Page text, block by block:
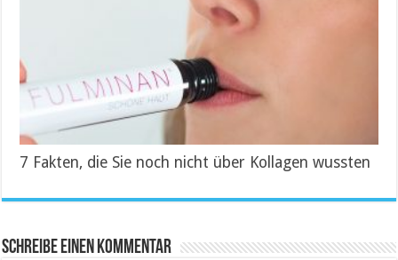
7 Fakten, die Sie noch nicht über Kollagen wussten
Schreibe einen Kommentar